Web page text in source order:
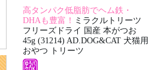
高タンパク低脂肪でヘム鉄・
DHAも豊富！ ミラクルトリーツ
フリーズドライ 国産 本がつお
45g (31214) AD.DOG&CAT 犬猫用
おやつ トリーツ